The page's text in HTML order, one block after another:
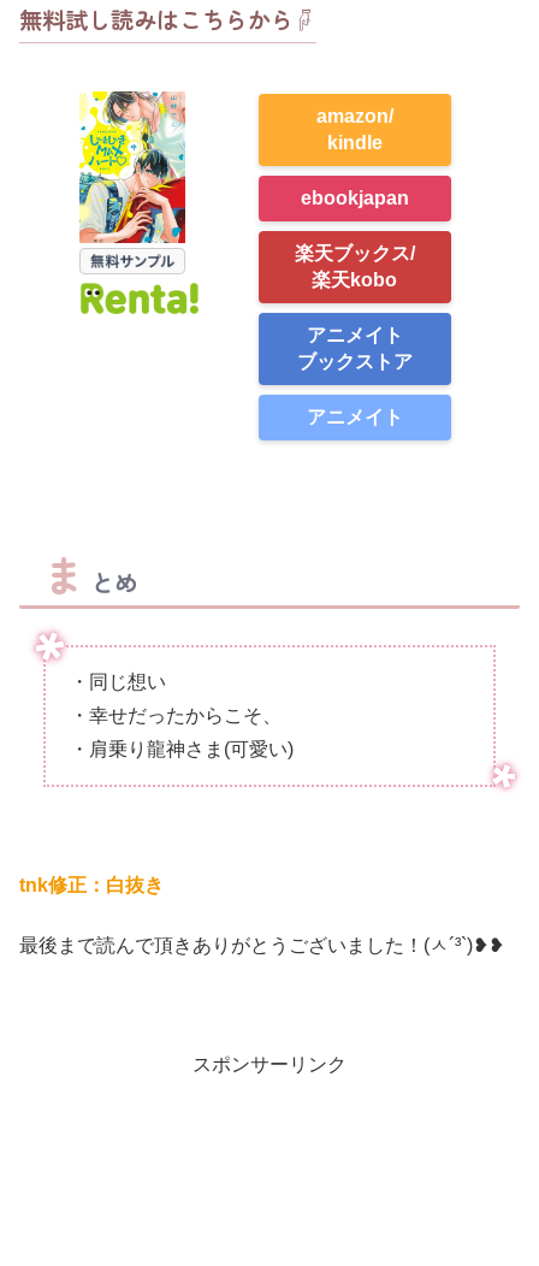
無料試し読みはこちらから☟
amazon/
kindle
ebookjapan
楽天ブックス/
楽天kobo
アニメイト
ブックストア
アニメイト
ま とめ
・同じ想い
・幸せだったからこそ、
・肩乗り龍神さま(可愛い)
tnk修正：白抜き
最後まで読んで頂きありがとうございました！(ㅅ´³`)❥❥
スポンサーリンク